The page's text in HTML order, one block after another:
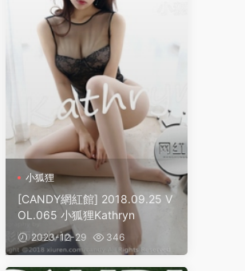
小狐狸
[CANDY網紅館] 2018.09.25 V
OL.065 小狐狸Kathryn
2023-12-29 346